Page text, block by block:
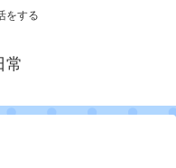
をする
常